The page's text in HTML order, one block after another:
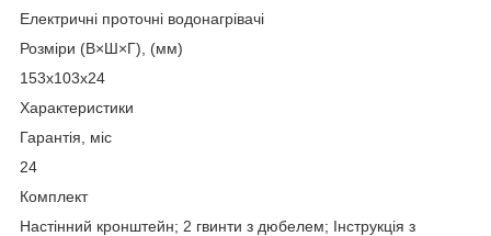
Електричні проточні водонагрівачі
Розміри (В×Ш×Г), (мм)
153х103х24
Характеристики
Гарантія, міс
24
Комплект
Настінний кронштейн; 2 гвинти з дюбелем; Інструкція з